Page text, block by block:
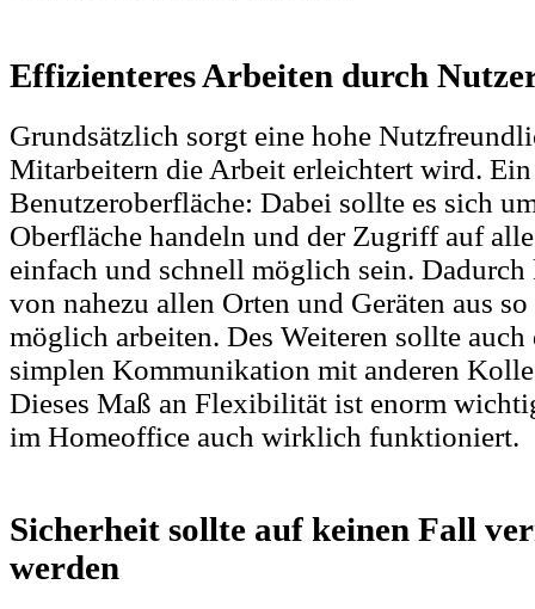
Effizienteres Arbeiten durch
Grundsätzlich sorgt eine hohe
Mitarbeitern die Arbeit erleichtert wird.
Benutzeroberfläche: Dabei sollte es sich
Oberfläche handeln und der Zugriff auf
einfach und schnell möglich sein.
von nahezu allen Orten und Geräten aus
möglich arbeiten. Des Weiteren sollte
simplen Kommunikation mit anderen
Dieses Maß an Flexibilität ist enorm
im Homeoffice auch wirklich funktioniert.
Sicherheit sollte auf keinen Fall
werden